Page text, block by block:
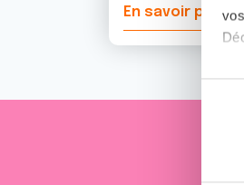
Si
En savoir plus